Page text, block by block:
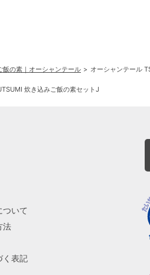
の素｜オーシャンテール
オーシャンテール
炊き込みご飯の素セットJ
ついて
法
く表記